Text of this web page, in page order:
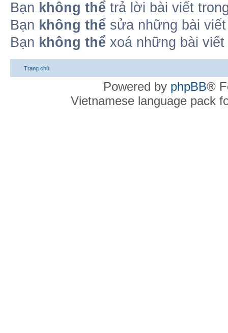
Bạn không thể trả lời bài viết
Bạn không thể sửa những bài
Bạn không thể xoá những bài
Trang chủ
Powered by phpBB®
Vietnamese language pack